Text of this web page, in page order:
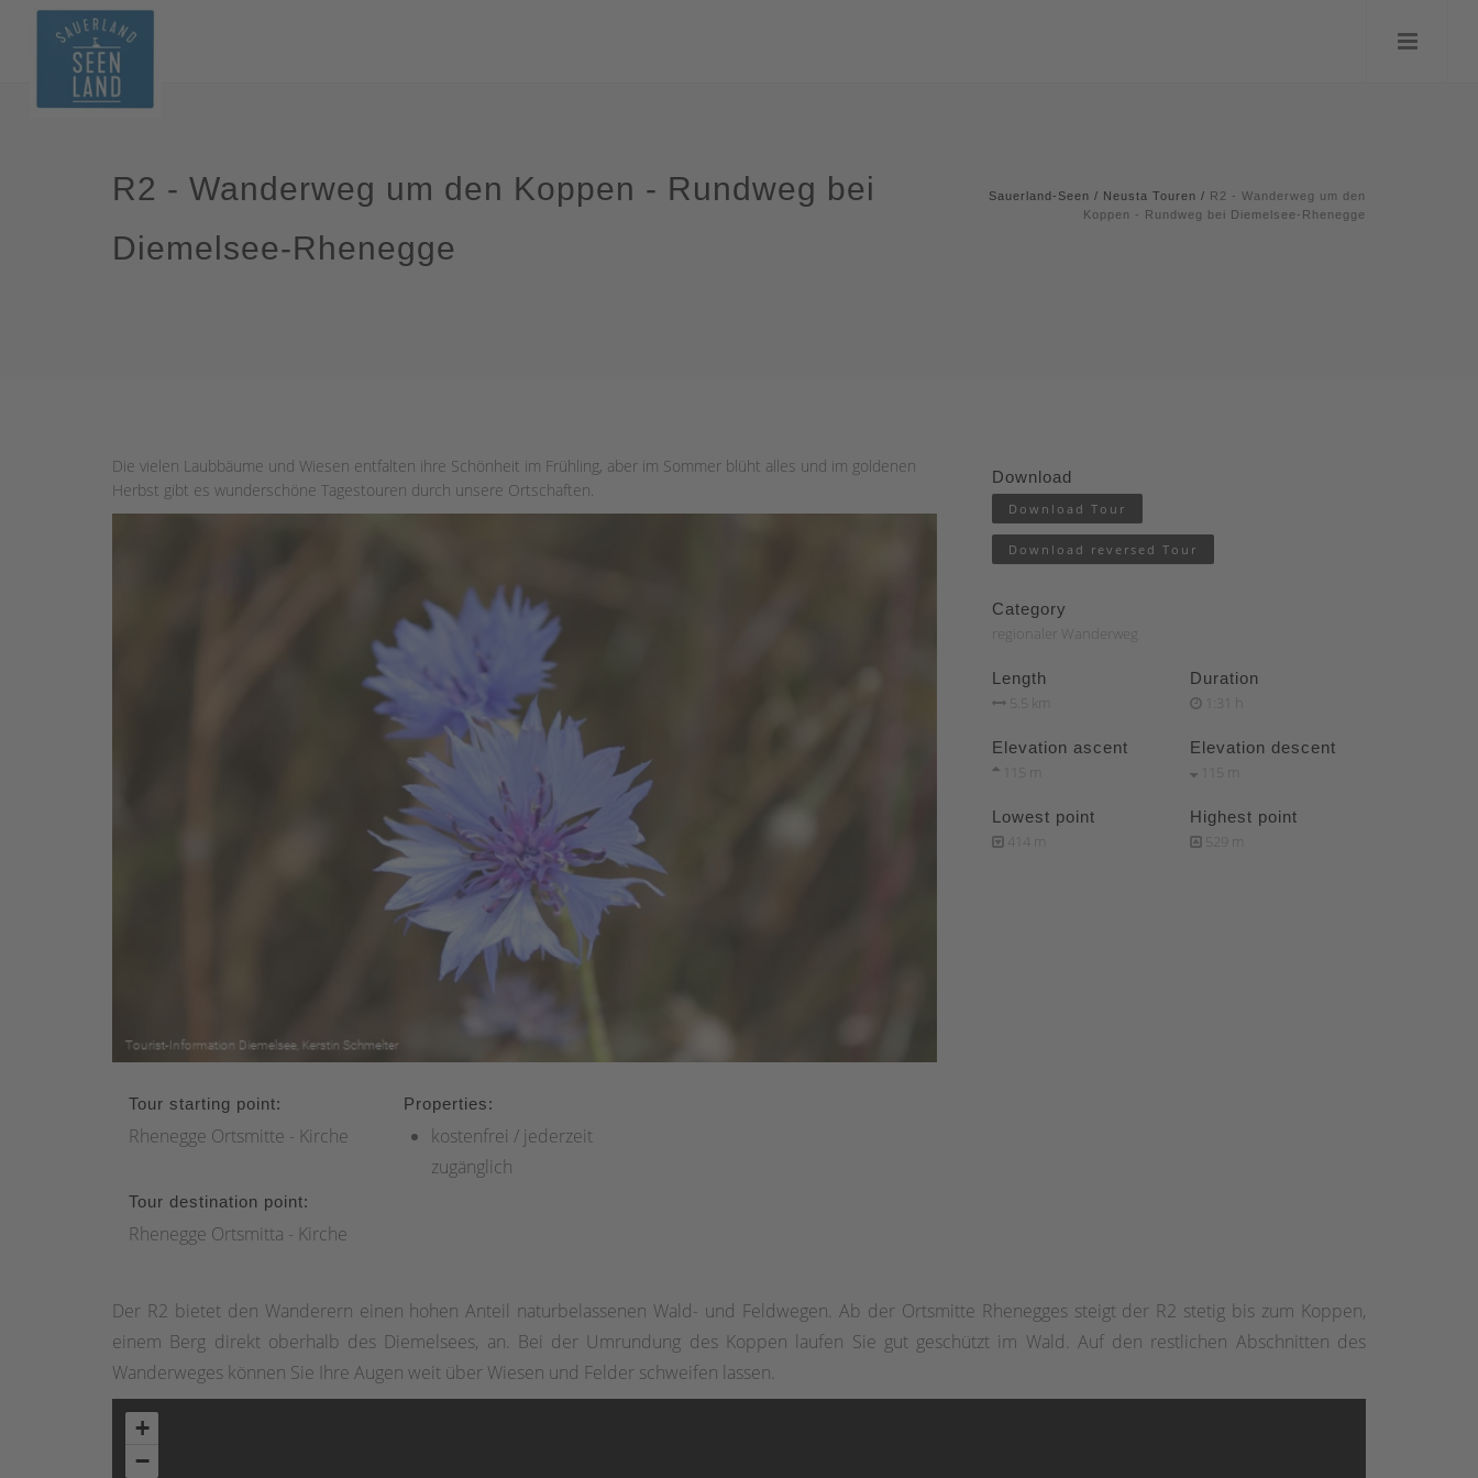
R2 - Wanderweg um den Koppen - Rundweg bei
Diemelsee-Rhenegge
Sauerland-Seen / Neusta Touren / R2 - Wanderweg um den
Koppen - Rundweg bei Diemelsee-Rhenegge
Die vielen Laubbäume und Wiesen entfalten ihre Schönheit im Frühling, aber im Sommer blüht alles und im goldenen
Herbst gibt es wunderschöne Tagestouren durch unsere Ortschaften.
Tour starting point:
Rhenegge Ortsmitte - Kirche
Tour destination point:
Rhenegge Ortsmitta - Kirche
Properties:
kostenfrei / jederzeit
zugänglich
Download
Download Tour
Download reversed Tour
Category
regionaler Wanderweg
Length
5.5 km
Duration
1:31 h
Elevation ascent
115 m
Elevation descent
115 m
Lowest point
414 m
Highest point
529 m
Der R2 bietet den Wanderern einen hohen Anteil naturbelassenen Wald- und Feldwegen. Ab der Ortsmitte Rhenegges steigt der R2 stetig bis zum Koppen,
einem Berg direkt oberhalb des Diemelsees, an. Bei der Umrundung des Koppen laufen Sie gut geschützt im Wald. Auf den restlichen Abschnitten des
Wanderweges können Sie Ihre Augen weit über Wiesen und Felder schweifen lassen.
+
−